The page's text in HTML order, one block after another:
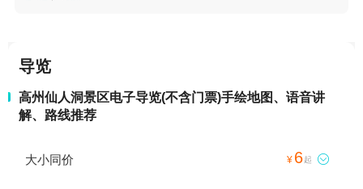
导览
高州仙人洞景区电子导览(不含门票)手绘地图、语音讲
解、路线推荐
大小同价 ¥ 6起 